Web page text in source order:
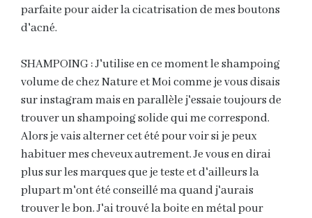
parfaite pour aider la cicatrisation de mes boutons
d'acné.
SHAMPOING : J'utilise en ce moment le shampoing
volume de chez Nature et Moi comme je vous disais
sur instagram mais en parallèle j'essaie toujours de
trouver un shampoing solide qui me correspond.
Alors je vais alterner cet été pour voir si je peux
habituer mes cheveux autrement. Je vous en dirai
plus sur les marques que je teste et d'ailleurs la
plupart m'ont été conseillé ma quand j'aurais
trouver le bon. J'ai trouvé la boite en métal pour